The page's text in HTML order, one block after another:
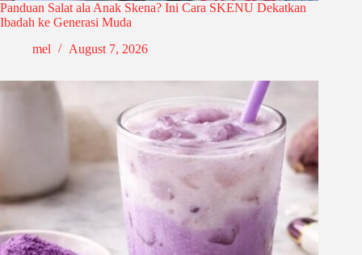
Panduan Salat ala Anak Skena? Ini Cara SKENU Dekatkan
Ibadah ke Generasi Muda
mel
August 7, 2026